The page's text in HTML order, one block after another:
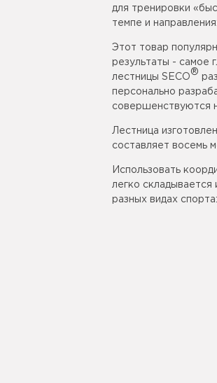
для тренировки
темпе и
Этот товар
результаты - самое
лестницы SECO
®
персонально
совершенствуются
Лестница
составляет восемь
Использовать
легко
разных видах